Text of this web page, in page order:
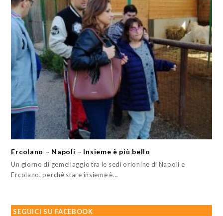
Ercolano – Napoli – Insieme è più bello
Un giorno di gemellaggio tra le sedi orionine di Napoli e
Ercolano, perchè stare insieme è…
SEGUICI SU FACEBOOK